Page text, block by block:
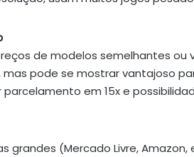
de modelos semelhantes ou
mas pode se mostrar vantajoso
em 15x e
grandes (Mercado Livre,